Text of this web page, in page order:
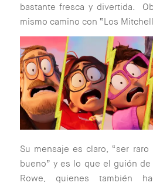
bastante fresca y divertida.
mismo camino con “Los
Su mensaje es claro, “ser
bueno” y es lo que el guión
Rowe, quienes también